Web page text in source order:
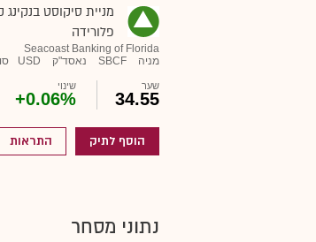
מניית סיקוסט בנקינג
פלורידה
Seacoast Banking of Florida
מניה
SBCF נאסד"ק USD
שער
34.55
שינוי
+0.06%
הוסף לתיק התראות
נתוני מסחר